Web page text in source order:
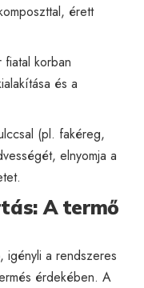
érett
korban
és a
(pl. fakéreg,
elnyomja a
A termő
igényli a rendszeres
érdekében. A